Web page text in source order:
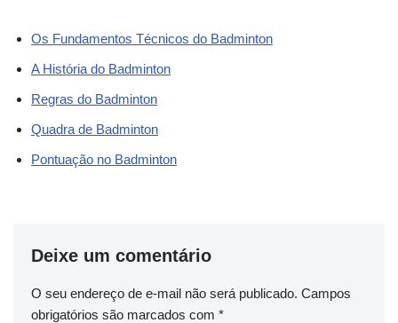
Os Fundamentos Técnicos do Badminton
A História do Badminton
Regras do Badminton
Quadra de Badminton
Pontuação no Badminton
Deixe um comentário
O seu endereço de e-mail não será publicado. Campos
obrigatórios são marcados com *